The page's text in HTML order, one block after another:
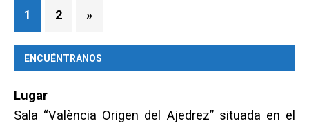
1 2 »
ENCUÉNTRANOS
Lugar
Sala “València Origen del Ajedrez” situada en el